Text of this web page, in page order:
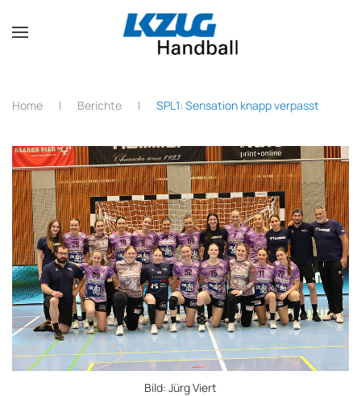
Zum Hauptinhalt springen
Home Berichte SPL1: Sensation knapp verpasst
Bild: Jürg Viert